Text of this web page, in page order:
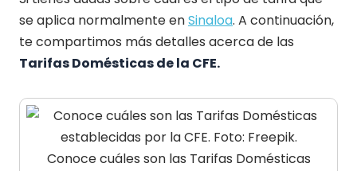
se aplica normalmente enSinaloa. A continuación,
te compartimos más detalles acerca de las
Tarifas Domésticas de la CFE.
Conoce cuáles son las Tarifas Domésticas